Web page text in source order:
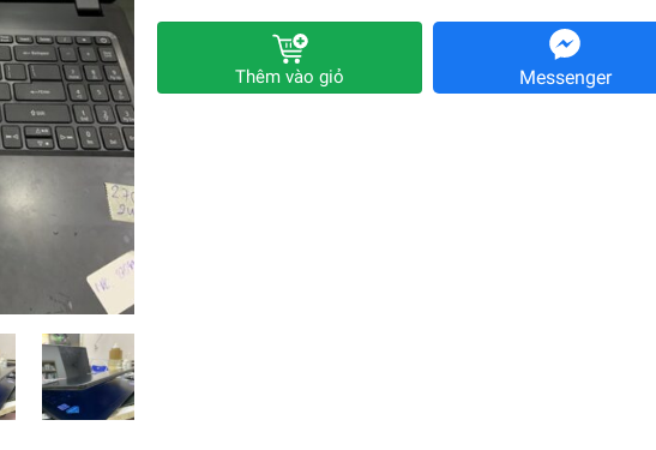
Thêm vào giỏ Messenger